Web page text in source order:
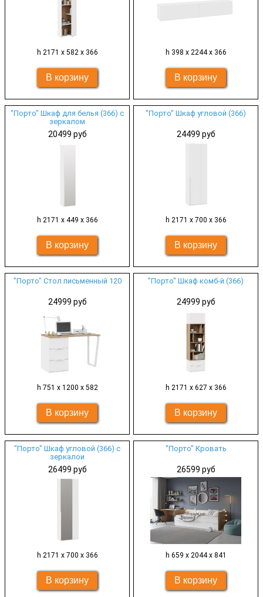
h 2171 х 582 х 366 h 398 х 2244 х 366
"Порто" Шкаф для белья (366) с
зеркалом
20499 руб
h 2171 х 449 х 366
"Порто" Шкаф угловой (366)
24499 руб
h 2171 х 700 х 366
"Порто" Стол письменный 120
24999 руб
h 751 х 1200 х 582
"Порто" Шкаф комб-й (366)
24999 руб
h 2171 х 627 х 366
"Порто" Шкаф угловой (366) с
зеркалои
26499 руб
h 2171 х 700 х 366
"Порто" Кровать
26599 руб
h 659 х 2044 х 841